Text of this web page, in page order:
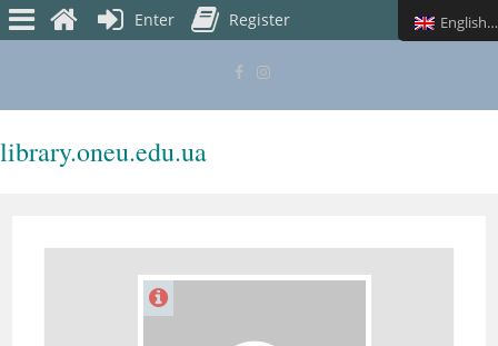
library.oneu.edu.ua
Enter Register English (UK)